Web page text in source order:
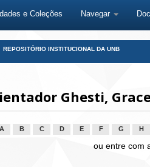
e Coleções Navegar
REPOSITÓRIO INSTITUCIONAL DA UNB
Ghesti,
A B C D E F G H
ou entre com